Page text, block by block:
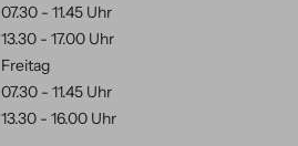
07.30 - 11.45 Uhr
13.30 - 17.00 Uhr
Freitag
07.30 - 11.45 Uhr
13.30 - 16.00 Uhr